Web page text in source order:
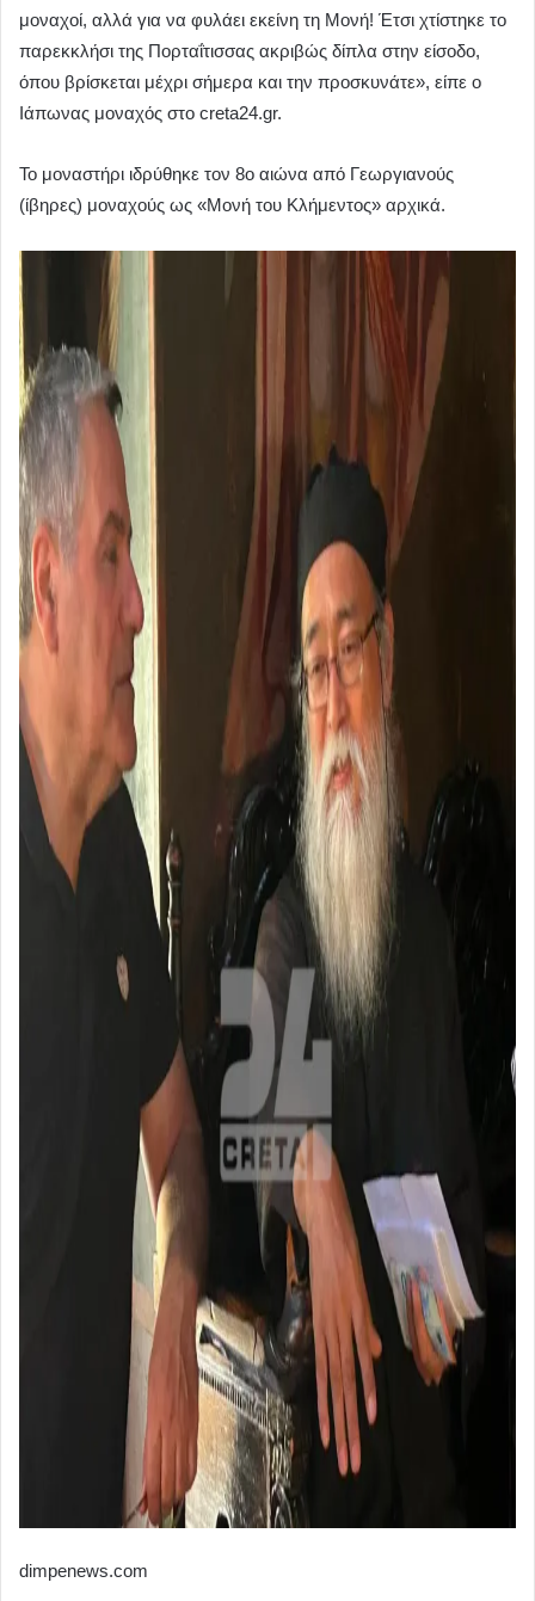
μοναχοί, αλλά για να φυλάει εκείνη τη Μονή! Έτσι χτίστηκε το
παρεκκλήσι της Πορταΐτισσας ακριβώς δίπλα στην είσοδο,
όπου βρίσκεται μέχρι σήμερα και την προσκυνάτε», είπε ο
Ιάπωνας μοναχός στο creta24.gr.
Το μοναστήρι ιδρύθηκε τον 8ο αιώνα από Γεωργιανούς
(ίβηρες) μοναχούς ως «Μονή του Κλήμεντος» αρχικά.
dimpenews.com